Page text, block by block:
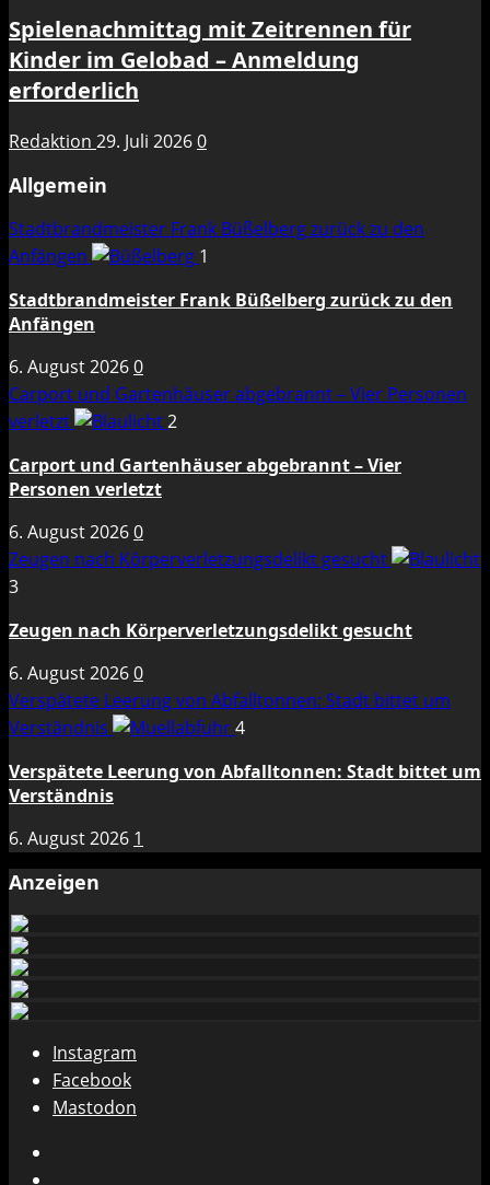
Spielenachmittag mit Zeitrennen für
Kinder im Gelobad – Anmeldung
erforderlich
Redaktion 29. Juli 20260
Allgemein
Stadtbrandmeister Frank Büßelberg zurück zu den
Anfängen
1
Stadtbrandmeister Frank Büßelberg zurück zu den
Anfängen
6. August 20260
Carport und Gartenhäuser abgebrannt – Vier Personen
verletzt
2
Carport und Gartenhäuser abgebrannt – Vier
Personen verletzt
6. August 20260
Zeugen nach Körperverletzungsdelikt gesucht
3
Zeugen nach Körperverletzungsdelikt gesucht
6. August 20260
Verspätete Leerung von Abfalltonnen: Stadt bittet um
Verständnis
4
Verspätete Leerung von Abfalltonnen: Stadt bittet um
Verständnis
6. August 2026 1
Anzeigen
Instagram
Facebook
Mastodon